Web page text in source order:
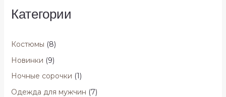
Категории
Костюмы (8)
Новинки (9)
Ночные сорочки (1)
Одежда для мужчин (7)